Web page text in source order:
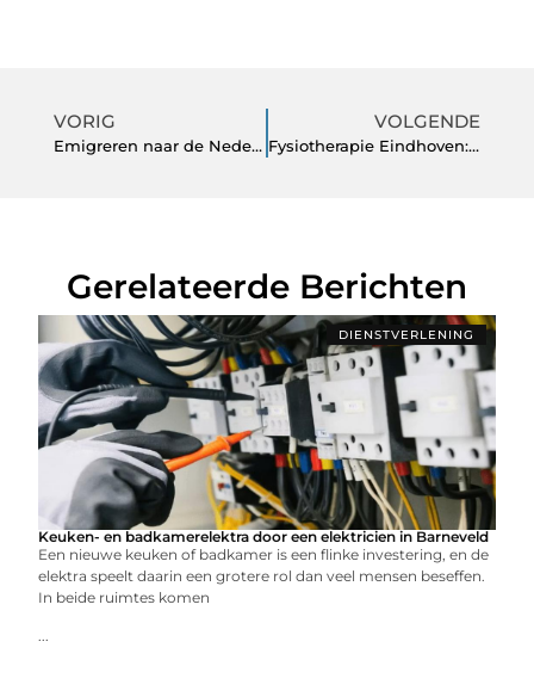
VORIG
Emigreren naar de Nederlandse Antillen én de cultuur
VOLGENDE
Fysiotherapie Eindhoven: de juiste begeleiding voor elke klacht
Gerelateerde Berichten
DIENSTVERLENING
Keuken- en badkamerelektra door een elektricien in Barneveld
Een nieuwe keuken of badkamer is een flinke investering, en de
elektra speelt daarin een grotere rol dan veel mensen beseffen.
In beide ruimtes komen
...